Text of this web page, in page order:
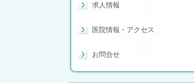
求人情報
医院情報・アクセス
お問合せ